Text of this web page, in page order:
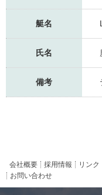
艇名
氏名
備考
会社概要 採用情報 リンク
お問い合わせ